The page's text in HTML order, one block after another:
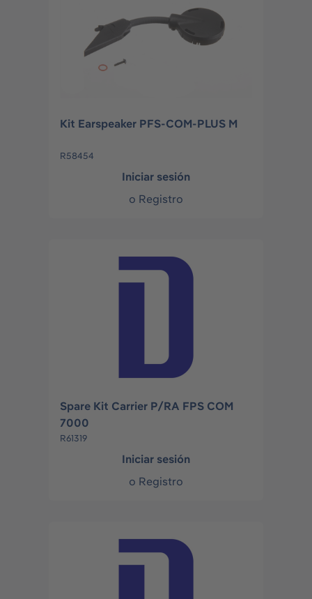
Kit Earspeaker PFS-COM-PLUS M
R58454
Iniciar sesión
o Registro
Spare Kit Carrier P/RA FPS COM
7000
R61319
Iniciar sesión
o Registro